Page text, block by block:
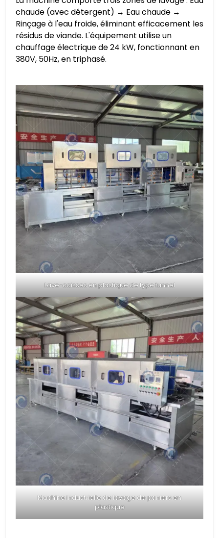
chaude (avec détergent) → Eau chaude →
Rinçage à l'eau froide, éliminant efficacement les
résidus de viande. L'équipement utilise un
chauffage électrique de 24 kW, fonctionnant en
380V, 50Hz, en triphasé.
Lave-caisses en plastique de type tunnel
Machine industrielle de lavage de paniers en
plastique